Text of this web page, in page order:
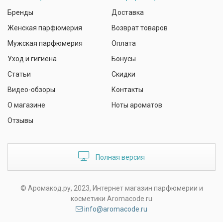
Бренды
Женская парфюмерия
Мужская парфюмерия
Уход и гигиена
Статьи
Видео-обзоры
О магазине
Отзывы
Доставка
Возврат товаров
Оплата
Бонусы
Скидки
Контакты
Ноты ароматов
Полная версия
© Аромакод.ру, 2023, Интернет магазин парфюмерии и
косметики Aromacode.ru
info@aromacode.ru